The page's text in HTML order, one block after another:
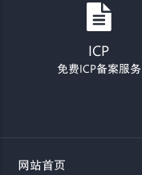
ICP
免费ICP备案服务
网站首页